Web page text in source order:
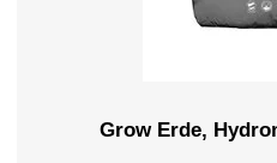
Grow Erde,